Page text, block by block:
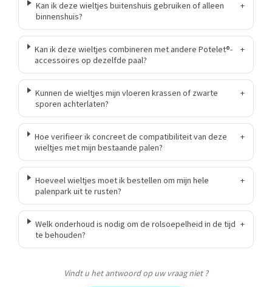
Kan ik deze wieltjes buitenshuis gebruiken of alleen
binnenshuis?
+
Kan ik deze wieltjes combineren met andere Potelet®-
accessoires op dezelfde paal?
+
Kunnen de wieltjes mijn vloeren krassen of zwarte
sporen achterlaten?
+
Hoe verifieer ik concreet de compatibiliteit van deze
wieltjes met mijn bestaande palen?
+
Hoeveel wieltjes moet ik bestellen om mijn hele
palenpark uit te rusten?
+
Welk onderhoud is nodig om de rolsoepelheid in de tijd
te behouden?
+
Vindt u het antwoord op uw vraag niet ?